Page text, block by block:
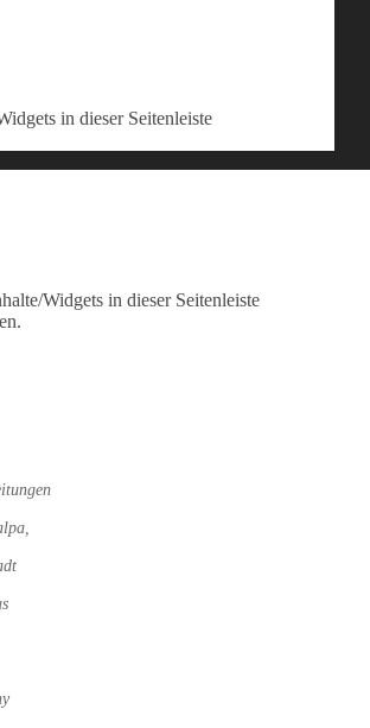
in dieser Seitenleiste
Widgets in dieser Seitenleiste